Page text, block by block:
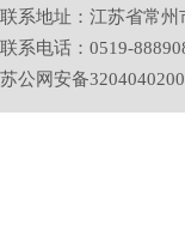
联系地址：江苏省常州
联系电话：0519-
苏公网安备